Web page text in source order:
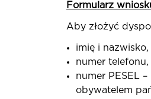
Formularz
Aby złożyć
imię i nazwisko,
numer
numer PESEL
obywatelem